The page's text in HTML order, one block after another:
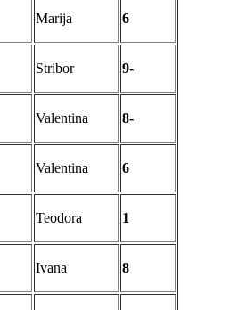
Marija 6
Stribor 9-
Valentina 8-
Valentina 6
Teodora 1
Ivana 8